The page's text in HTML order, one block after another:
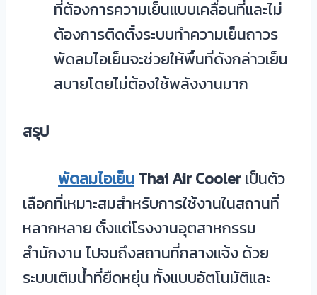
ที่ต้องการความเย็นแบบเคลื่อนที่และไม่
ต้องการติดตั้งระบบทำความเย็นถาวร
พัดลมไอเย็นจะช่วยให้พื้นที่ดังกล่าวเย็น
สบายโดยไม่ต้องใช้พลังงานมาก
สรุป
พัดลมไอเย็นThai Air Coolerเป็นตัว
เลือกที่เหมาะสมสำหรับการใช้งานในสถานที่
หลากหลาย ตั้งแต่โรงงานอุตสาหกรรม
สำนักงาน ไปจนถึงสถานที่กลางแจ้ง ด้วย
ระบบเติมน้ำที่ยืดหยุ่น ทั้งแบบอัตโนมัติและ